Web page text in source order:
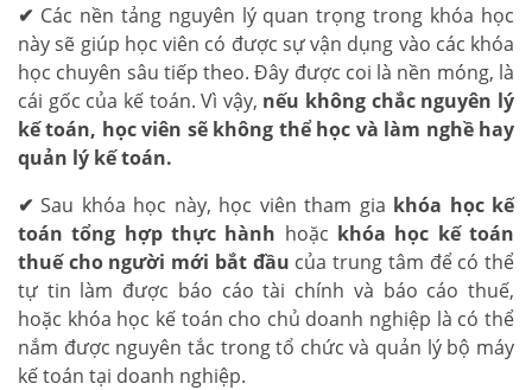
✔ Các nền tảng nguyên lý quan trọng trong khóa học
này sẽ giúp học viên có được sự vận dụng vào các khóa
học chuyên sâu tiếp theo. Đây được coi là nền móng, là
cái gốc của kế toán. Vì vậy, nếu không chắc nguyên lý
kế toán, học viên sẽ không thể học và làm nghề hay
quản lý kế toán.
✔ Sau khóa học này, học viên tham gia khóa học kế
toán tổng hợp thực hành hoặc khóa học kế toán
thuế cho người mới bắt đầu của trung tâm để có thể
tự tin làm được báo cáo tài chính và báo cáo thuế,
hoặc khóa học kế toán cho chủ doanh nghiệp là có thể
nắm được nguyên tắc trong tổ chức và quản lý bộ máy
kế toán tại doanh nghiệp.